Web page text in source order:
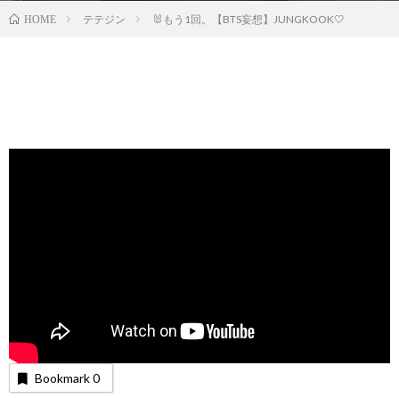
HOME テテジン 🐰もう1回。【BTS妄想】JUNGKOOK‎🤍
Bookmark0